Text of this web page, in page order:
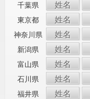
千葉県 姓名
東京都 姓名
神奈川県 姓名
新潟県 姓名
富山県 姓名
石川県 姓名
福井県 姓名